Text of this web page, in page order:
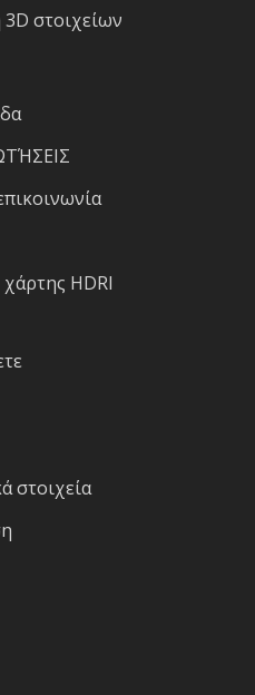
στοιχείων
HDRI
στοιχεία